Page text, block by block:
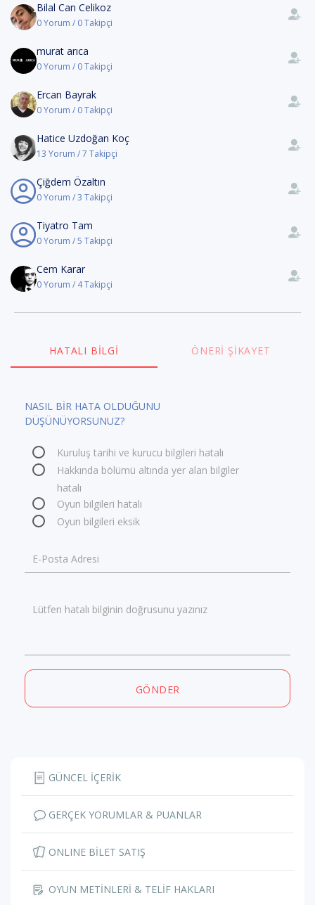
Bilal Can Celikoz
0 Yorum / 0 Takipçi
murat arıca
0 Yorum / 0 Takipçi
Ercan Bayrak
0 Yorum / 0 Takipçi
Hatice Uzdoğan Koç
13 Yorum / 7 Takipçi
Çiğdem Özaltın
0 Yorum / 3 Takipçi
Tiyatro Tam
0 Yorum / 5 Takipçi
Cem Karar
0 Yorum / 4 Takipçi
HATALI BILGI ÖNERI ŞIKAYET
NASIL BİR HATA OLDUĞUNU
DÜŞÜNÜYORSUNUZ?
Kuruluş tarihi ve kurucu bilgileri hatalı
Hakkında bölümü altında yer alan bilgiler
hatalı
Oyun bilgileri hatalı
Oyun bilgileri eksik
E-Posta Adresi
Lütfen hatalı bilginin doğrusunu yazınız
GÖNDER
GÜNCEL İÇERİK
GERÇEK YORUMLAR & PUANLAR
ONLINE BİLET SATIŞ
OYUN METİNLERİ & TELİF HAKLARI